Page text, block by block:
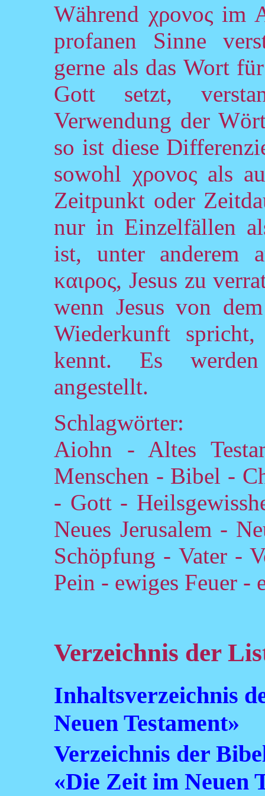
Während χρονος im
profanen Sinne
gerne als das Wort
Gott setzt,
Verwendung der
so ist diese
sowohl χρονος als
Zeitpunkt oder
nur in Einzelfällen
ist, unter anderem
καιρος, Jesus zu
wenn Jesus von
Wiederkunft
kennt. Es werden
angestellt.
Schlagwörter:
Aiohn - Altes
Menschen - Bibel -
- Gott -
Neues Jerusalem -
Schöpfung - Vater -
Pein - ewiges Feuer -
Verzeichnis der
Inhaltsverzeichnis
Neuen Testament»
Verzeichnis der
«Die Zeit im Neuen